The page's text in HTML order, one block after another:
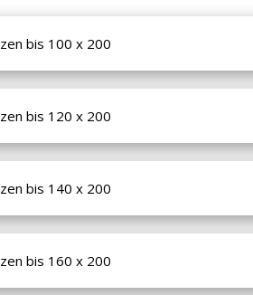
bis 100 x 200
bis 120 x 200
bis 140 x 200
bis 160 x 200